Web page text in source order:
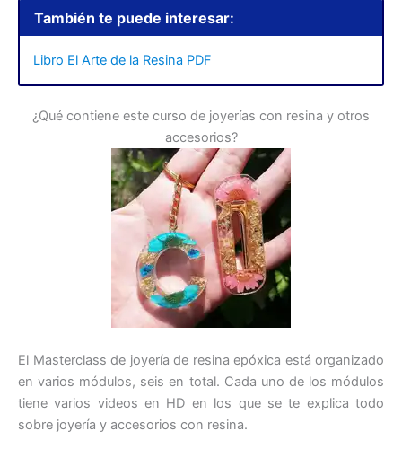
También te puede interesar:
Libro El Arte de la Resina PDF
¿Qué contiene este curso de joyerías con resina y otros
accesorios?
El Masterclass de joyería de resina epóxica está organizado
en varios módulos, seis en total. Cada uno de los módulos
tiene varios videos en HD en los que se te explica todo
sobre joyería y accesorios con resina.